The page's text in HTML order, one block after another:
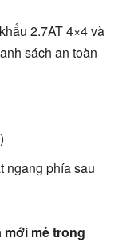
2.7AT 4×4 và
sách an toàn
ngang phía sau
mới mẻ trong